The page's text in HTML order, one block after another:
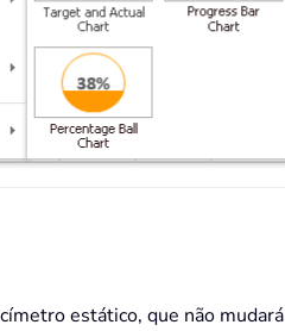
estático, que não